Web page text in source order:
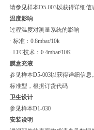
请参见样本D5-003以获得详细信
温度影响
过程温度对测量系统的影响
· 标准：0.8mbar/10k
· LTC技术：0.4mbar/10K
膜盒充液
参见样本D5-003以获得详细信息。
标准型，根据订货代码
卫生设计
参见样本D1-030
安装说明